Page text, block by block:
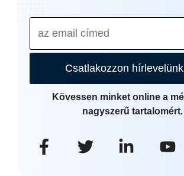
Csatlakozzon
Kövessen minket online a
nagyszerű tartalomért.